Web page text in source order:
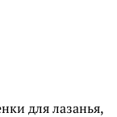
для лазанья,